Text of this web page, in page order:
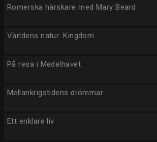
Romerska härskare med Mary Beard
Världens natur: Kingdom
På resa i Medelhavet
Mellankrigstidens drömmar
Ett enklare liv